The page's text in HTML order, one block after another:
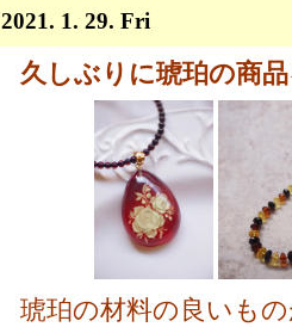
2021. 1. 29. Fri
久しぶりに琥珀の商
琥珀の材料の良いも